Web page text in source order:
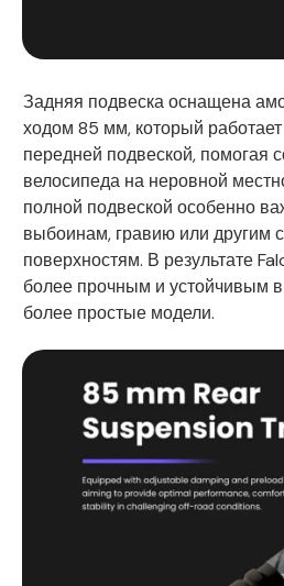
Задняя подвеска оснащена
ходом 85 мм, который работает
передней подвеской, помогая
велосипеда на неровной
полной подвеской особенно
выбоинам, гравию или другим
поверхностям. В результате
более прочным и устойчивым
более простые модели.